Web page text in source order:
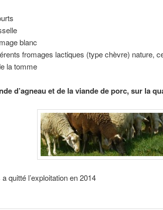
blanc
fromages lactiques (type chèvre) nature,
la tomme
d’agneau et de la viande de porc, sur la
quitté l’exploitation en 2014